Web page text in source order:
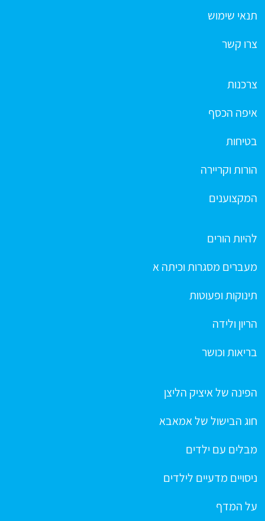
תנאי שימוש
צרו קשר
צרכנות
איפה הכסף
בטיחות
הורות וקריירה
המקצוענים
להיות הורים
מעברים מסגרות וכיתה א
תינוקות ופעוטות
הריון ולידה
בריאות וכושר
הפינה של איציק הליצן
חוג הבישול של אמאבא
מבלים עם ילדים
ניסויים מדעיים לילדים
על המדף